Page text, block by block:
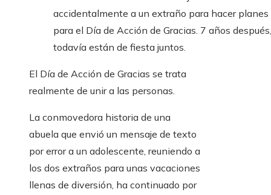
accidentalmente a un extraño para hacer planes
para el Día de Acción de Gracias. 7 años después,
todavía están de fiesta juntos.
El Día de Acción de Gracias se trata
realmente de unir a las personas.
La conmovedora historia de una
abuela que envió un mensaje de texto
por error a un adolescente, reuniendo a
los dos extraños para unas vacaciones
llenas de diversión, ha continuado por